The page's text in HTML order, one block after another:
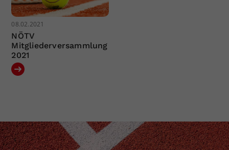
08.02.2021
NÖTV
Mitgliederversammlung
2021